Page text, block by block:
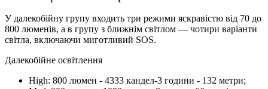
У далекобійну групу входить три режими яскравістю від 70 до
800 люменів, а в групу з ближнім світлом — чотири варіанти
світла, включаючи миготливий SOS.
Далекобійне освітлення
High: 800 люмен - 4333 кандел-3 години - 132 метри;